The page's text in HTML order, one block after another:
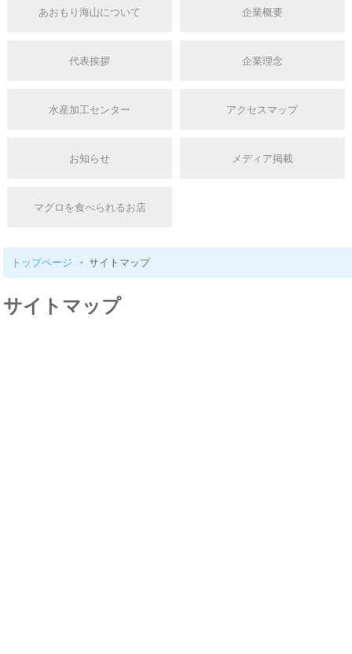
あおもり海山について 企業概要
代表挨拶 企業理念
水産加工センター アクセスマップ
お知らせ メディア掲載
マグロを食べられるお店
トップページ サイトマップ
サイトマップ